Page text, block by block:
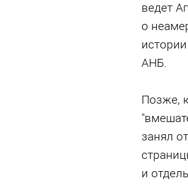
ведет
о
АНБ.
Позже,
занял
и